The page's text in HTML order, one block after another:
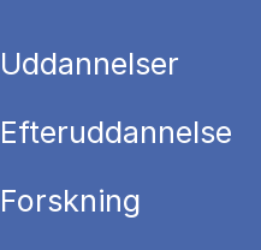
Uddannelser
Efteruddannelse
Forskning